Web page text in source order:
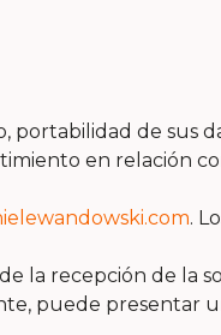
portabilidad de sus
en relación
.
la recepción de la
puede presentar